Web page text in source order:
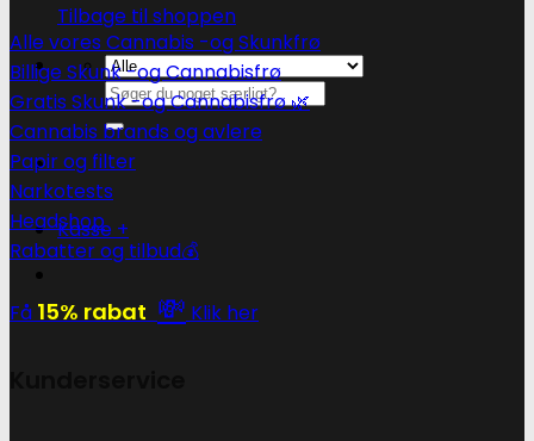
Tilbage til shoppen
Søg
efter:
Kasse +
Alle vores Cannabis -og Skunkfrø
Billige Skunk -og Cannabisfrø
Gratis Skunk -og Cannabisfrø 🌿
Cannabis brands og avlere
Papir og filter
Narkotests
Headshop
Rabatter og tilbud💰
Få 15% rabat 💸 Klik her